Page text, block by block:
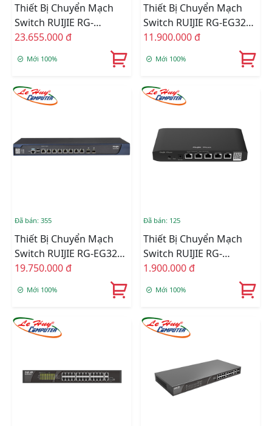
Thiết Bị Chuyển Mạch
Switch RUIJIE RG-
WS6008
23.655.000 đ
Mới 100%
Thiết Bị Chuyển Mạch
Switch RUIJIE RG-EG3230
10-Port Gigabit Cloud
11.900.000 đ
Mới 100%
Đã bán: 355
Thiết Bị Chuyển Mạch
Switch RUIJIE RG-EG3250
8-Port 1000BASE-T
19.750.000 đ
Mới 100%
Đã bán: 125
Thiết Bị Chuyển Mạch
Switch RUIJIE RG-
EG105G-P V3 5-Port
Gigabit Cloud Managed
1.900.000 đ
Mới 100%